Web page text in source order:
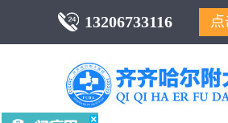
13206733116